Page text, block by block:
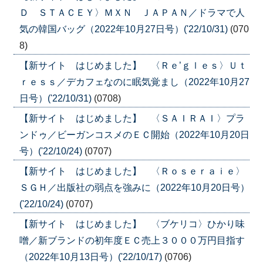
Ｄ ＳＴＡＣＥＹ〉ＭＸＮ ＪＡＰＡＮ／ドラマで人
気の韓国バッグ（2022年10月27日号）('22/10/31) (070
8)
【新サイト はじめました】 〈Ｒｅ’ｇｌｅｓ〉Ｕｔ
ｒｅｓｓ／デカフェなのに眠気覚まし（2022年10月27
日号）('22/10/31) (0708)
【新サイト はじめました】 〈ＳＡＩＲＡＩ〉プラ
ンドゥ／ビーガンコスメのＥＣ開始（2022年10月20日
号）('22/10/24) (0707)
【新サイト はじめました】 〈Ｒｏｓｅｒａｉｅ〉
ＳＧＨ／出版社の弱点を強みに（2022年10月20日号）
('22/10/24) (0707)
【新サイト はじめました】 〈ブケリコ〉ひかり味
噌／新ブランドの初年度ＥＣ売上３０００万円目指す
（2022年10月13日号）('22/10/17) (0706)